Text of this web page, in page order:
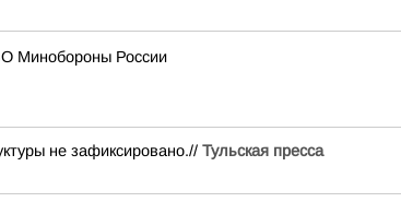
Минобороны России
не зафиксировано.// Тульская пресса